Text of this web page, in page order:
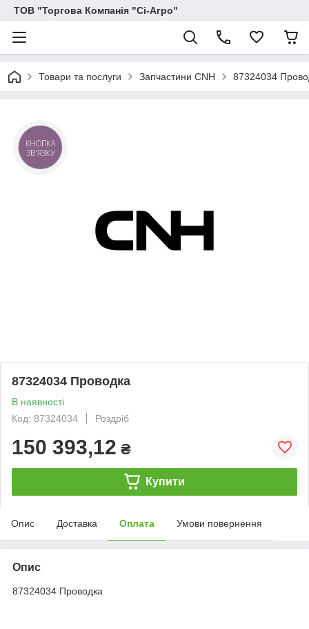
ТОВ "Торгова Компанія "Сі-Агро"
Товари та послуги Запчастини CNH 87324034
87324034 Проводка
В наявності
Код: 87324034
Роздріб
150 393,12 ₴
Купити
Опис Доставка Оплата Умови повернення
Опис
87324034 Проводка
КНОПКА
ЗВ'ЯЗКУ